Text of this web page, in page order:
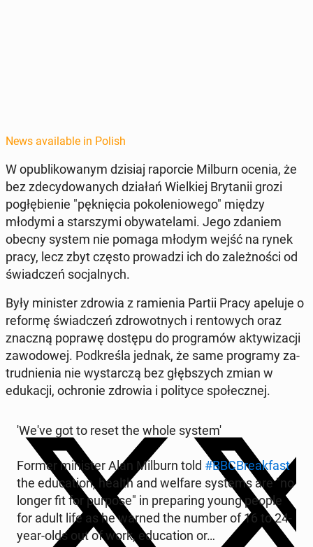
News available in Polish
W op­ub­likowanym dzisiaj ra­por­cie Milburn ocenia, że
bez zde­cy­dowanych działań Wielkiej Bry­tanii grozi
pogłę­bi­e­nie "pęknię­cia pokole­niowego" między
młodymi a starszy­mi oby­wa­te­la­mi. Jego zdaniem
obecny system nie pomaga młodym wejść na rynek
pracy, lecz zbyt często prowadzi ich do za­leżnoś­ci od
świad­czeń soc­jal­nych.
Były min­is­ter zdrowia z ramienia Partii Pracy apeluje o
reformę świad­czeń zdrowot­nych i ren­towych oraz
znaczną poprawę dostępu do pro­gramów ak­ty­wiz­a­cji
za­wodowej. Pod­kreśla jednak, że same pro­gramy za­
trud­nienia nie wystar­czą bez głęb­szych zmian w
edukacji, ochronie zdrowia i poli­tyce społecznej.
'We've got to reset the whole system'
Former min­is­ter Alan Milburn told #BBCBreak­fast
the ed­u­ca­tion, health and welfare systems are "no
longer fit for purpose" in prepar­ing young people
for adult life as he warned the number of 16 to 24-
year-olds out of work, ed­u­ca­tion or…